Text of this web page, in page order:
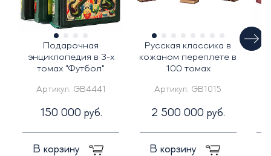
Подарочная
энциклопедия в 3-х
томах "Футбол"
Артикул: GB4441
150 000 руб.
В корзину
Русская классика в
кожаном переплете в
100 томах
Артикул: GB1015
2 500 000 руб.
В корзину